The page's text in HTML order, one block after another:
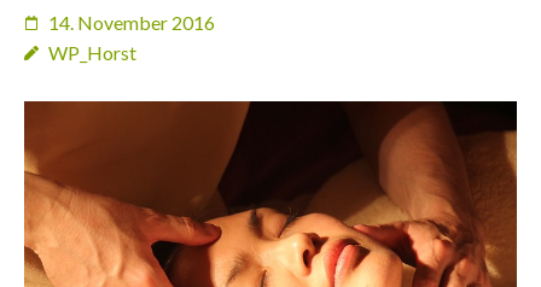
14. November 2016
WP_Horst